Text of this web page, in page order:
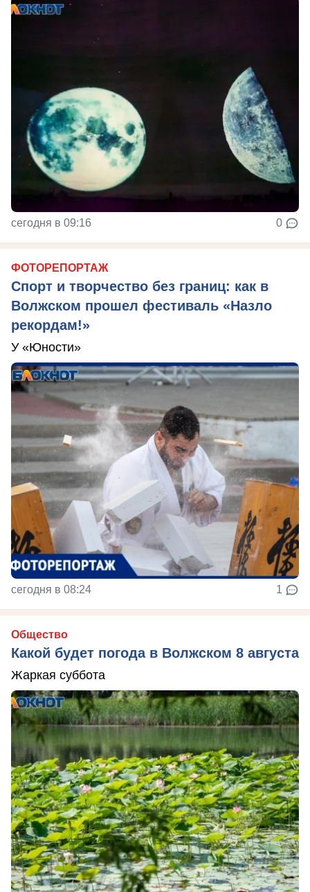
сегодня в 09:16 0
ФОТОРЕПОРТАЖ
Спорт и творчество без границ: как в
Волжском прошел фестиваль «Назло
рекордам!»
У «Юности»
сегодня в 08:24 1
Общество
Какой будет погода в Волжском 8 августа
Жаркая суббота